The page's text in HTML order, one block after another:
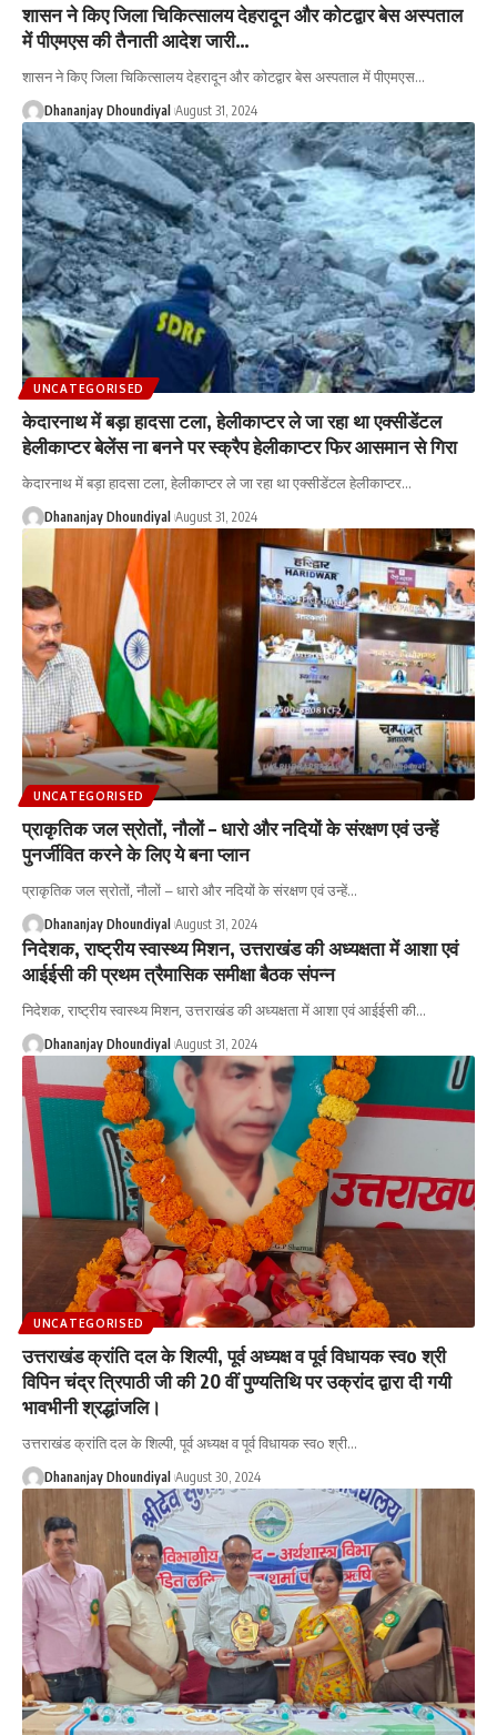
शासन ने किए जिला चिकित्सालय देहरादून और कोटद्वार बेस अस्पताल
में पीएमएस की तैनाती आदेश जारी…
शासन ने किए जिला चिकित्सालय देहरादून और कोटद्वार बेस अस्पताल में पीएमएस…
Dhananjay Dhoundiyal August 31, 2024
UNCATEGORISED
केदारनाथ में बड़ा हादसा टला, हेलीकाप्टर ले जा रहा था एक्सीडेंटल
हेलीकाप्टर बेलेंस ना बनने पर स्क्रैप हेलीकाप्टर फिर आसमान से गिरा
केदारनाथ में बड़ा हादसा टला, हेलीकाप्टर ले जा रहा था एक्सीडेंटल हेलीकाप्टर…
Dhananjay Dhoundiyal August 31, 2024
UNCATEGORISED
प्राकृतिक जल स्रोतों, नौलों – धारो और नदियों के संरक्षण एवं उन्हें
पुनर्जीवित करने के लिए ये बना प्लान
प्राकृतिक जल स्रोतों, नौलों – धारो और नदियों के संरक्षण एवं उन्हें…
Dhananjay Dhoundiyal August 31, 2024
निदेशक, राष्ट्रीय स्वास्थ्य मिशन, उत्तराखंड की अध्यक्षता में आशा एवं
आईईसी की प्रथम त्रैमासिक समीक्षा बैठक संपन्न
निदेशक, राष्ट्रीय स्वास्थ्य मिशन, उत्तराखंड की अध्यक्षता में आशा एवं आईईसी की…
Dhananjay Dhoundiyal August 31, 2024
UNCATEGORISED
उत्तराखंड क्रांति दल के शिल्पी, पूर्व अध्यक्ष व पूर्व विधायक स्वo श्री
विपिन चंद्र त्रिपाठी जी की 20 वीं पुण्यतिथि पर उक्रांद द्वारा दी गयी
भावभीनी श्रद्धांजलि।
उत्तराखंड क्रांति दल के शिल्पी, पूर्व अध्यक्ष व पूर्व विधायक स्वo श्री…
Dhananjay Dhoundiyal August 30, 2024